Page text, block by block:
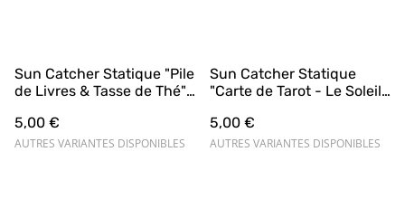
Sun Catcher Statique "Pile
de Livres & Tasse de Thé"
5,00 €
AUTRES VARIANTES DISPONIBLES
Sun Catcher Statique
"Carte de Tarot - Le Soleil
5,00 €
AUTRES VARIANTES DISPONIBLES